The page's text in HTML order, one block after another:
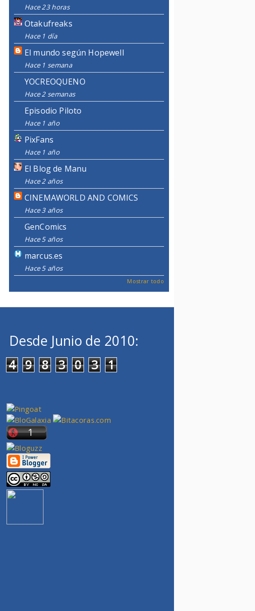
Hace 23 horas
Otakufreaks
Hace 1 día
El mundo según Hopewell
Hace 1 semana
YOCREOQUENO
Hace 2 semanas
Episodio Piloto
Hace 1 año
PixFans
Hace 1 año
El Blog de Manu
Hace 2 años
CINEMAWORLD AND COMICS
Hace 3 años
GenComics
Hace 5 años
marcus.es
Hace 5 años
Mostrar todo
Desde Junio de 2010:
4 9 8 3 0 3 1